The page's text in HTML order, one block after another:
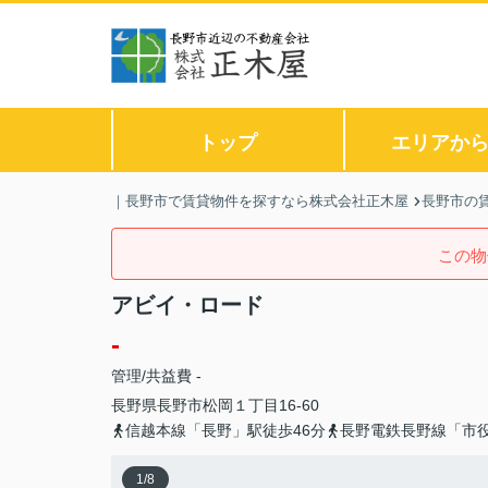
トップ エリアか
｜長野市で賃貸物件を探すなら株式会社正木屋 長野市の
この
アビイ・ロード
-
管理/共益費 -
長野県長野市松岡 １丁目16-60
信越本線「長野」駅徒歩46分
長野電鉄長野線「市
1/8